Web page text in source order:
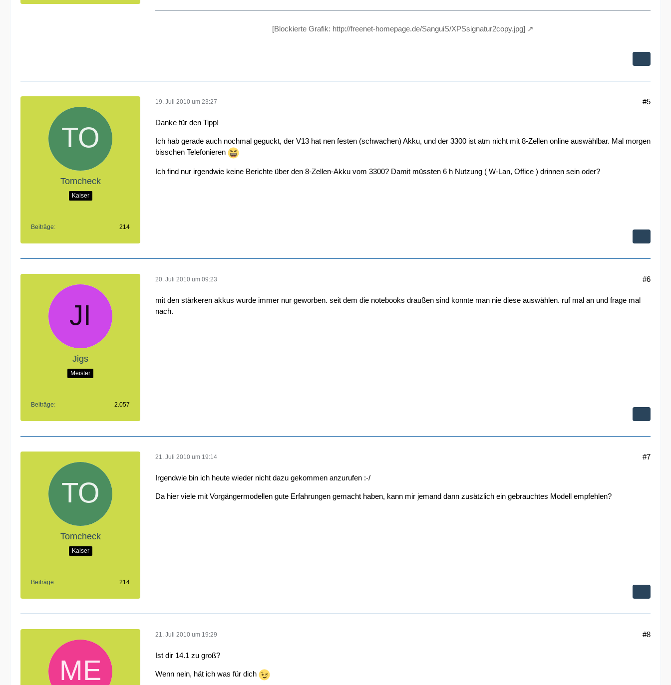
[Blockierte Grafik: http://freenet-homepage.de/SanguiS/XPSsignatur2copy.jpg]
Tomcheck
Kaiser
Beiträge 214
19. Juli 2010 um 23:27 #5
Danke für den Tipp!
Ich hab gerade auch nochmal geguckt, der V13 hat nen festen (schwachen) Akku, und der 3300 ist atm nicht mit 8-Zellen online auswählbar. Mal morgen
bisschen Telefonieren
Ich find nur irgendwie keine Berichte über den 8-Zellen-Akku vom 3300? Damit müssten 6 h Nutzung ( W-Lan, Office ) drinnen sein oder?
Jigs
Meister
Beiträge 2.057
20. Juli 2010 um 09:23 #6
mit den stärkeren akkus wurde immer nur geworben. seit dem die notebooks draußen sind konnte man nie diese auswählen. ruf mal an und frage mal
nach.
Tomcheck
Kaiser
Beiträge 214
21. Juli 2010 um 19:14 #7
Irgendwie bin ich heute wieder nicht dazu gekommen anzurufen :-/
Da hier viele mit Vorgängermodellen gute Erfahrungen gemacht haben, kann mir jemand dann zusätzlich ein gebrauchtes Modell empfehlen?
21. Juli 2010 um 19:29 #8
Ist dir 14.1 zu groß?
Wenn nein, hät ich was für dich